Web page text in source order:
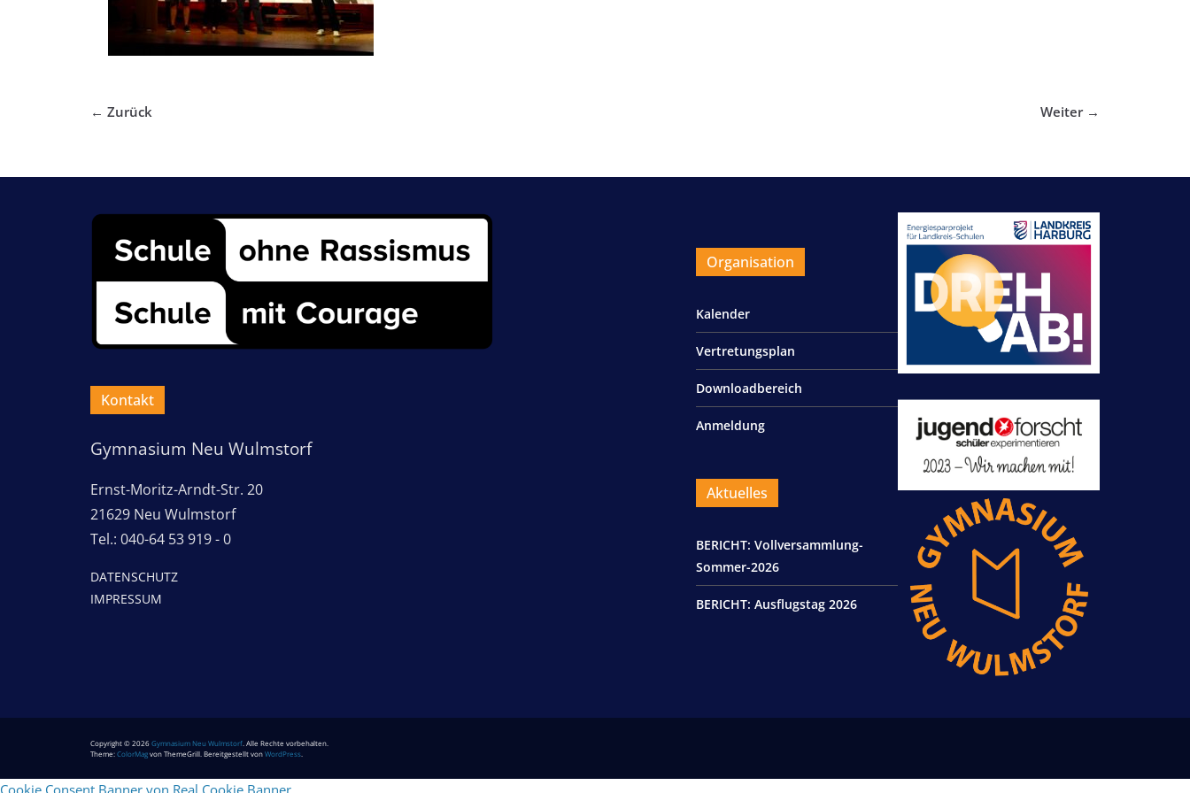
← Zurück Weiter →
Kontakt
Gymnasium Neu Wulmstorf
Ernst-Moritz-Arndt-Str. 20
21629 Neu Wulmstorf
Tel.: 040-64 53 919 - 0
DATENSCHUTZ
IMPRESSUM
Organisation
Kalender
Vertretungsplan
Downloadbereich
Anmeldung
Aktuelles
BERICHT: Vollversammlung-
Sommer-2026
BERICHT: Ausflugstag 2026
Copyright © 2026Gymnasium Neu Wulmstorf . Alle Rechte vorbehalten.
Theme:ColorMagvon ThemeGrill. Bereitgestellt vonWordPress